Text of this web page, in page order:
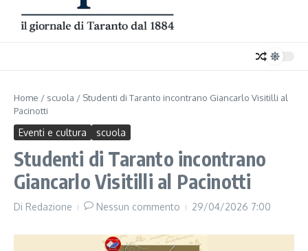
Home / scuola / Studenti di Taranto incontrano Giancarlo Visitilli al
Pacinotti
Eventi e cultura scuola
Studenti di Taranto incontrano
Giancarlo Visitilli al Pacinotti
Di Redazione Nessun commento 29/04/2026 7:00